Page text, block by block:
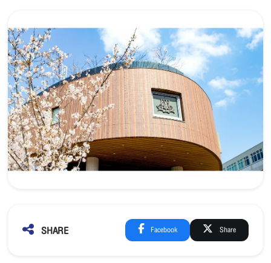
SHARE Facebook Share